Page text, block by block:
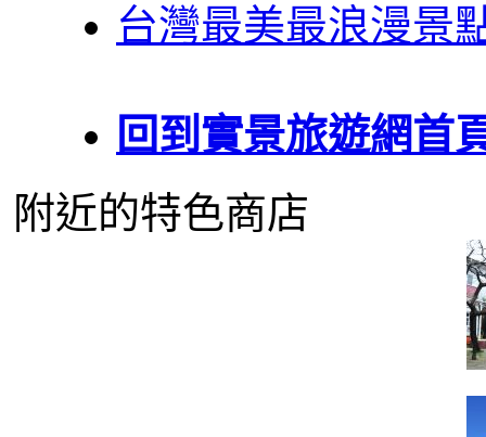
台灣最美最浪漫景
回到實景旅遊網首
附近的特色商店